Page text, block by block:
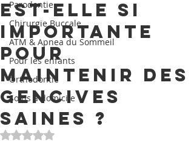
Parodontie
Chirurgie Buccale
ATM & Apnea du Sommeil
Pour les enfants
Orthodontie
Soins à domicile
est-elle si
importante
pour
maintenir des
gencives
saines ?
Noté NaN étoiles sur 5.